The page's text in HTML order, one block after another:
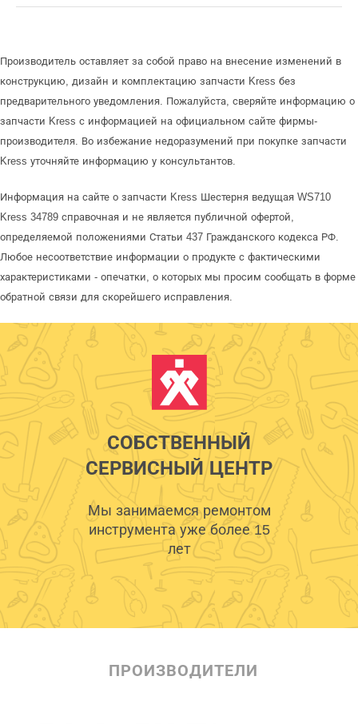
Производитель оставляет за собой право на внесение изменений в
конструкцию, дизайн и комплектацию запчасти Kress без
предварительного уведомления. Пожалуйста, сверяйте информацию о
запчасти Kress с информацией на официальном сайте фирмы-
производителя. Во избежание недоразумений при покупке запчасти
Kress уточняйте информацию у консультантов.
Информация на сайте о запчасти Kress Шестерня ведущая WS710
Kress 34789 справочная и не является публичной офертой,
определяемой положениями Статьи 437 Гражданского кодекса РФ.
Любое несоответствие информации о продукте с фактическими
характеристиками - опечатки, о которых мы просим сообщать в форме
обратной связи для скорейшего исправления.
СОБСТВЕННЫЙ
СЕРВИСНЫЙ ЦЕНТР
Мы занимаемся ремонтом
инструмента уже более 15
лет
ПРОИЗВОДИТЕЛИ